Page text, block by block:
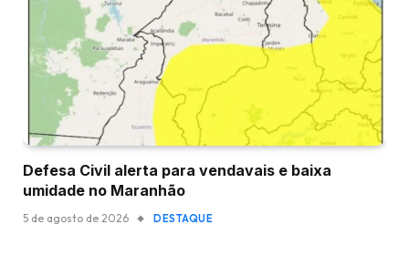
Defesa Civil alerta para vendavais e baixa
umidade no Maranhão
5 de agosto de 2026 DESTAQUE